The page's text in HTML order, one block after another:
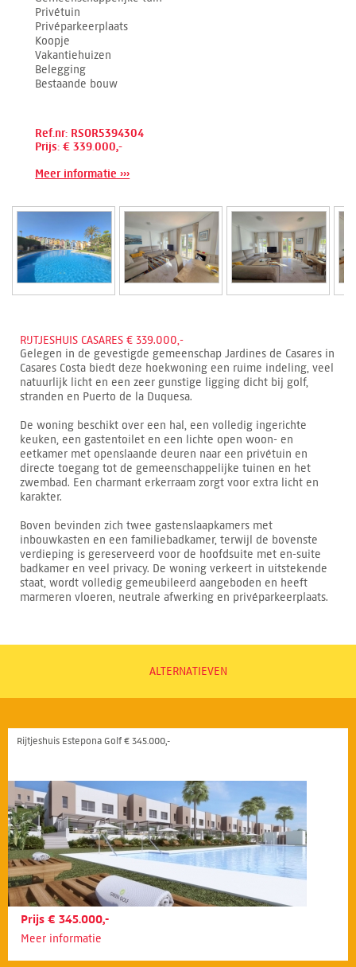
Privétuin
Privéparkeerplaats
Koopje
Vakantiehuizen
Belegging
Bestaande bouw
Ref.nr: RSOR5394304
Prijs: € 339.000,-
Meer informatie ›››
RIJTJESHUIS CASARES € 339.000,-
Gelegen in de gevestigde gemeenschap Jardines de Casares in
Casares Costa biedt deze hoekwoning een ruime indeling, veel
natuurlijk licht en een zeer gunstige ligging dicht bij golf,
stranden en Puerto de la Duquesa.
De woning beschikt over een hal, een volledig ingerichte
keuken, een gastentoilet en een lichte open woon- en
eetkamer met openslaande deuren naar een privétuin en
directe toegang tot de gemeenschappelijke tuinen en het
zwembad. Een charmant erkerraam zorgt voor extra licht en
karakter.
Boven bevinden zich twee gastenslaapkamers met
inbouwkasten en een familiebadkamer, terwijl de bovenste
verdieping is gereserveerd voor de hoofdsuite met en-suite
badkamer en veel privacy. De woning verkeert in uitstekende
staat, wordt volledig gemeubileerd aangeboden en heeft
marmeren vloeren, neutrale afwerking en privéparkeerplaats.
ALTERNATIEVEN
Rijtjeshuis Estepona Golf € 345.000,-
Prijs € 345.000,-
Meer informatie